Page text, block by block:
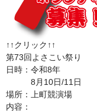
↑↑クリック↑↑
第73回よさこい祭り
日時：令和8年
8月10日/11日
場所：上町競演場
内容：